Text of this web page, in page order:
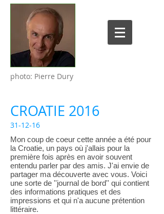
photo: Pierre Dury
CROATIE 2016
31-12-16
Mon coup de coeur cette année a été pour
la Croatie, un pays où j'allais pour la
première fois après en avoir souvent
entendu parler par des amis. J'ai envie de
partager ma découverte avec vous. Voici
une sorte de ''journal de bord'' qui contient
des informations pratiques et des
impressions et qui n'a aucune prétention
littéraire.